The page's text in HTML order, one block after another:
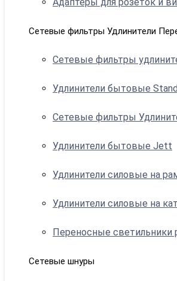
Сетевые фильтры Удлинители
Сетевые фильтры
Удлинители бытовые
Сетевые фильтры
Удлинители бытовые Jett
Удлинители силовые на
Удлинители силовые на
Переносные светильники
Сетевые шнуры